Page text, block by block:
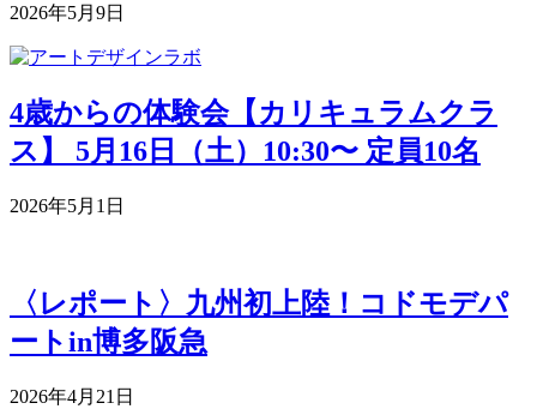
2026年5月9日
4歳からの体験会【カリキュラムクラ
ス】 5月16日（土）10:30〜 定員10名
2026年5月1日
〈レポート〉九州初上陸！コドモデパ
ートin博多阪急
2026年4月21日